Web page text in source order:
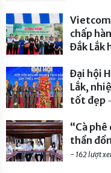
chấp
Đắk Lắk
2026-
Đại hội
Lắk,
tốt đẹp
“Cà
thần
- 162 lượt